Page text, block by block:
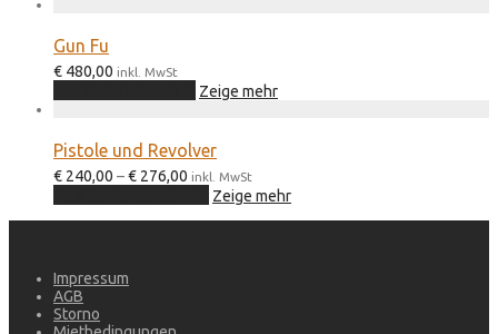
Gun Fu
€ 480,00 inkl. MwSt
Zeige mehr
Pistole und Revolver
€ 240,00 –€ 276,00 Preisspanne:
€ 240,00
bis
inkl. MwSt
Dieses
Produkt
Zeige mehr
Impressum
AGB
Storno